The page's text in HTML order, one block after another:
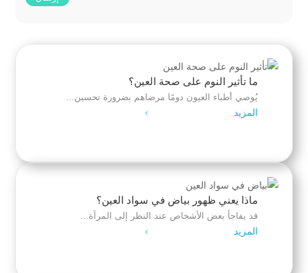
ما تأثير النوم على صحة العين؟
يُوصي أطباء العيون دومًا مرضاهم بضرورة تحسين...
المزيد 4
ماذا يعني ظهور بياض في سواد العين؟
قد يفاجأ بعض الأشخاص عند النظر إلى المرآة...
المزيد 4